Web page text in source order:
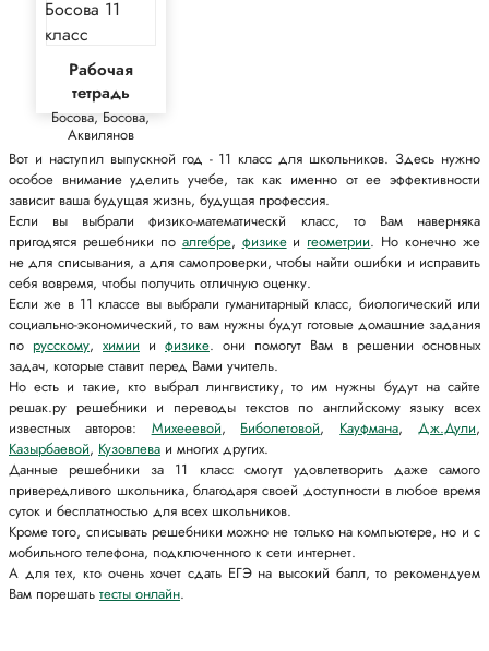
Рабочая
тетрадь
Босова, Босова,
Аквилянов
Вот и наступил выпускной год - 11 класс для школьников. Здесь нужно
особое внимание уделить учебе, так как именно от ее эффективности
зависит ваша будущая жизнь, будущая профессия.
Если вы выбрали физико-математическй класс, то Вам наверняка
пригодятся решебники по алгебре, физикеи геометрии. Но конечно же
не для списывания, а для самопроверки, чтобы найти ошибки и исправить
себя вовремя, чтобы получить отличную оценку.
Если же в 11 классе вы выбрали гуманитарный класс, биологический или
социально-экономический, то вам нужны будут готовые домашние задания
по русскому, химии и физике. они помогут Вам в решении основных
задач, которые ставит перед Вами учитель.
Но есть и такие, кто выбрал лингвистику, то им нужны будут на сайте
решак.ру решебники и переводы текстов по английскому языку всех
известных авторов: Михееевой, Биболетовой, Кауфмана,Дж.Дули,
Казырбаевой, Кузовлева и многих других.
Данные решебники за 11 класс смогут удовлетворить даже самого
привередливого школьника, благодаря своей доступности в любое время
суток и бесплатностью для всех школьников.
Кроме того, списывать решебники можно не только на компьютере, но и с
мобильного телефона, подключенного к сети интернет.
А для тех, кто очень хочет сдать ЕГЭ на высокий балл, то рекомендуем
Вам порешать тесты онлайн.